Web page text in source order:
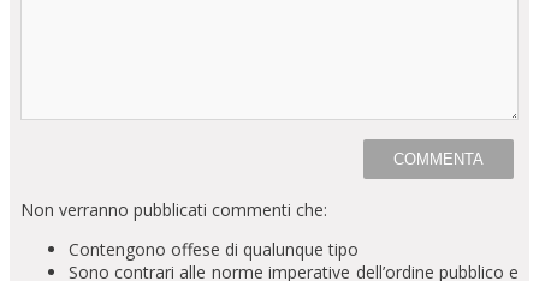
Non verranno pubblicati commenti che:
Contengono offese di qualunque tipo
Sono contrari alle norme imperative dell’ordine pubblico e